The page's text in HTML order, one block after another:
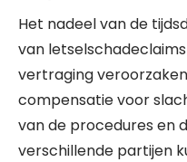
Het nadeel van de
van
vertraging
compensatie voor
van de procedures en
verschillende partijen